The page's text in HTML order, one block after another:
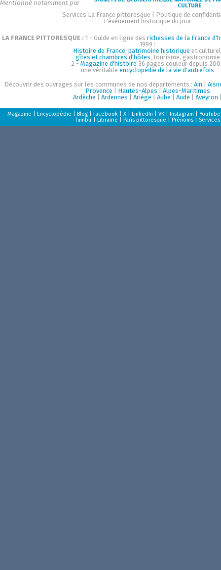
Mentionné notamment par
CULTURE
Services La France pittoresque
Politique de
L'événement historique du jour
LA FRANCE PITTORESQUE : 1 - Guide en ligne des richesses de la France
1999 :
Histoire de France, patrimoine historique et
gîtes et chambres d'hôtes, tourisme, gastronomie
2 - Magazine d'histoire 36 pages couleur depuis
une véritableencyclopédie de la vie d'autrefois
Découvrir des ouvrages sur les communes de nos départements :Ain |
Provence
Hautes-Alpes
Alpes-Maritimes
Ardèche |Ardennes |Ariège |Aube |Aude |Aveyron
Magazine |Encyclopédie |Blog |Facebook |X |LinkedIn |VK |Instagram |YouTube
Tumblr |Librairie |Paris pittoresque |Prénoms Services